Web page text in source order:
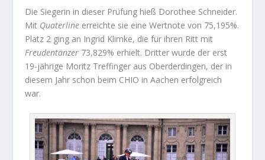
Die Siegerin in dieser Prüfung hieß Dorothee Schneider.
Mit Quaterline erreichte sie eine Wertnote von 75,195%.
Platz 2 ging an Ingrid Klimke, die für ihren Ritt mit
Freudentänzer 73,829% erhielt. Dritter wurde der erst
19-jährige Moritz Treffinger aus Oberderdingen, der in
diesem Jahr schon beim CHIO in Aachen erfolgreich
war.